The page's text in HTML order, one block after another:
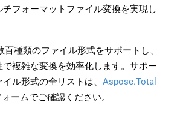
フォーマットファイル変換を実現し
種類のファイル形式をサポートし、
で複雑な変換を効率化します。サポー
ル形式の全リストは、 Aspose.Total
ームでご確認ください。